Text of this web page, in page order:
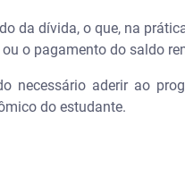
da dívida, o que, na
o pagamento do saldo
necessário aderir ao
do estudante.